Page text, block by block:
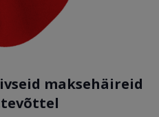
maksehäireid